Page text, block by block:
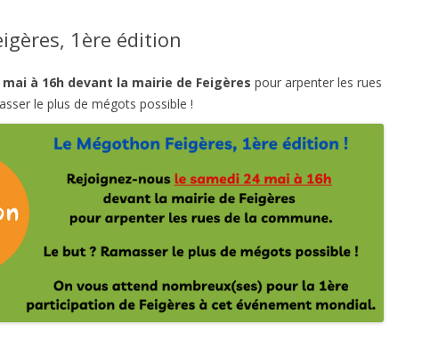
1ère édition
mai à 16h devant la mairie de Feigères pour arpenter les rues
le plus de mégots possible !